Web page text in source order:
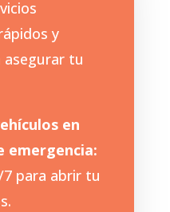
y
asegurar tu
en
emergencia:
7 para abrir tu